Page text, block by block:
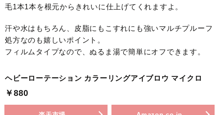
毛1本1本を根元からきれいに仕上げてくれますよ。
汗や水はもちろん、皮脂にもこすれにも強いマルチプルーフ
処方なのも嬉しいポイント。
フィルムタイプなので、ぬるま湯で簡単にオフできます。
ヘビーローテーション カラーリングアイブロウ マイクロ
￥880